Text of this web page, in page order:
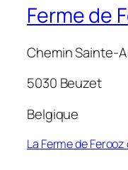
Ferme de
Chemin Sainte-
5030 Beuzet
Belgique
La Ferme de